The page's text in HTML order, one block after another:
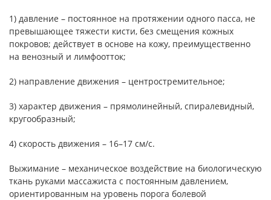
1) давление – постоянное на протяжении одного пасса, не
превышающее тяжести кисти, без смещения кожных
покровов; действует в основе на кожу, преимущественно
на венозный и лимфоотток;
2) направление движения – центростремительное;
3) характер движения – прямолинейный, спиралевидный,
кругообразный;
4) скорость движения – 16–17 см/с.
Выжимание – механическое воздействие на биологическую
ткань руками массажиста с постоянным давлением,
ориентированным на уровень порога болевой